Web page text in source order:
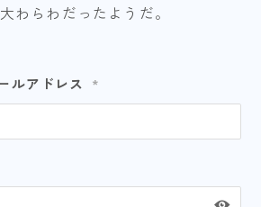
わらわだったようだ。
ルアドレス *